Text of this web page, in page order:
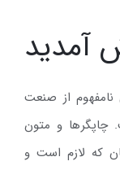
آمدید
از صنعت
چاپگرها و متون
که لازم است و